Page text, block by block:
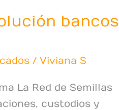
bancos
/Viviana S
La Red de Semillas
custodios y